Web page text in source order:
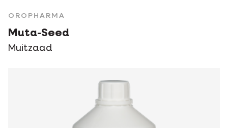
OROPHARMA
Muta-Seed
Muitzaad